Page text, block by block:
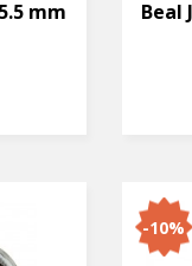
mm
Beal
-10%